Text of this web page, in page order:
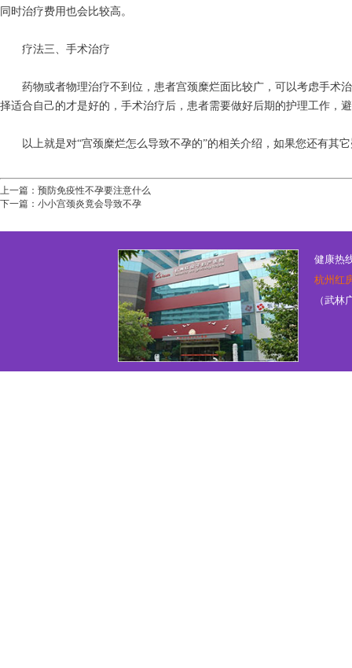
同时治疗费用也会比较高。
疗法三、手术治疗
药物或者物理治疗不到位，患者宫颈糜烂面比较广，可以考虑手术
择适合自己的才是好的，手术治疗后，患者需要做好后期的护理工作，
以上就是对“宫颈糜烂怎么导致不孕的”的相关介绍，如果您还有其它
上一篇： 预防免疫性不孕要注意什么
下一篇： 小小宫颈炎竟会导致不孕
健康热
杭州红
（武